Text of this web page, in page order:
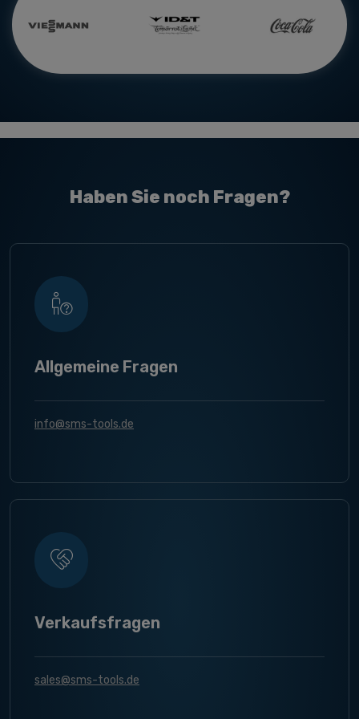
Haben Sie noch Fragen?
Allgemeine Fragen
info@sms-tools.de
Verkaufsfragen
sales@sms-tools.de